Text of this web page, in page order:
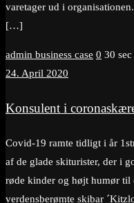
varetager ud i
[…]
admin business case 0 30 sec
24. April 2020
Konsulent i
Covid-19 ramte tidligt i år
af de glade skiturister, der i
røde kinder og højt humør til
verdensberømte skibar